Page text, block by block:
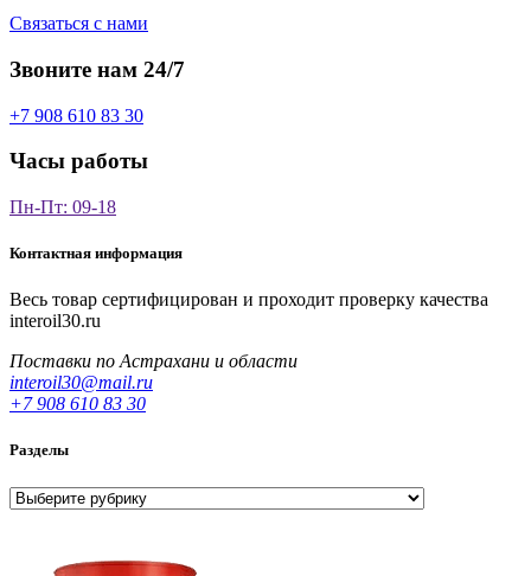
Связаться с нами
Звоните нам 24/7
+7 908 610 83 30
Часы работы
Пн-Пт: 09-18
Контактная информация
Весь товар сертифицирован и проходит проверку качества
interoil30.ru
Поставки по Астрахани и области
interoil30@mail.ru
+7 908 610 83 30
Разделы
Разделы